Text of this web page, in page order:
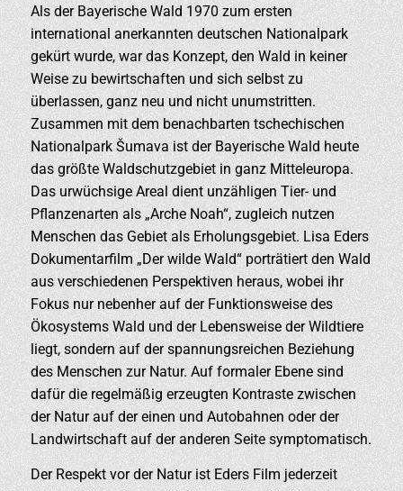
Als der Bayerische Wald 1970 zum ersten
international anerkannten deutschen Nationalpark
gekürt wurde, war das Konzept, den Wald in keiner
Weise zu bewirtschaften und sich selbst zu
überlassen, ganz neu und nicht unumstritten.
Zusammen mit dem benachbarten tschechischen
Nationalpark Šumava ist der Bayerische Wald heute
das größte Waldschutzgebiet in ganz Mitteleuropa.
Das urwüchsige Areal dient unzähligen Tier- und
Pflanzenarten als „Arche Noah“, zugleich nutzen
Menschen das Gebiet als Erholungsgebiet. Lisa Eders
Dokumentarfilm „Der wilde Wald“ porträtiert den Wald
aus verschiedenen Perspektiven heraus, wobei ihr
Fokus nur nebenher auf der Funktionsweise des
Ökosystems Wald und der Lebensweise der Wildtiere
liegt, sondern auf der spannungsreichen Beziehung
des Menschen zur Natur. Auf formaler Ebene sind
dafür die regelmäßig erzeugten Kontraste zwischen
der Natur auf der einen und Autobahnen oder der
Landwirtschaft auf der anderen Seite symptomatisch.
Der Respekt vor der Natur ist Eders Film jederzeit